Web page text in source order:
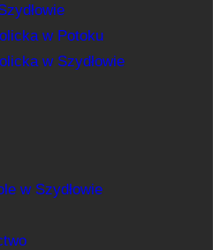
w Potoku
w Szydłowie
w Szydłowie